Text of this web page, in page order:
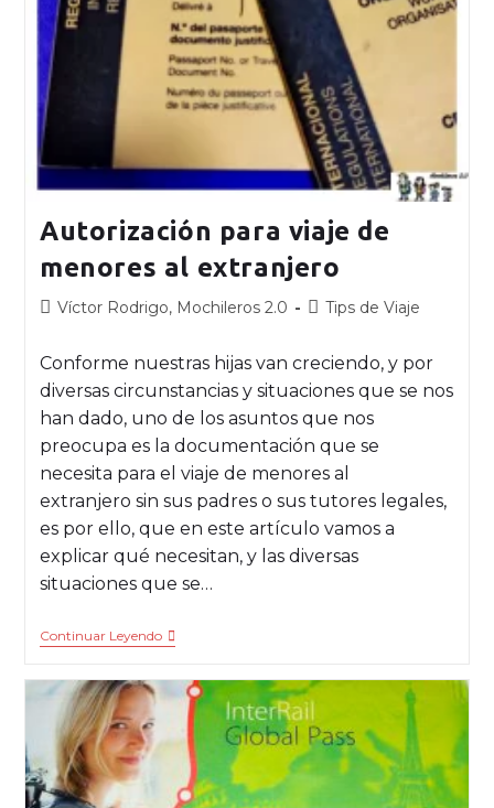
Autorización para viaje de
menores al extranjero
Víctor Rodrigo, Mochileros 2.0 Tips de Viaje
Conforme nuestras hijas van creciendo, y por
diversas circunstancias y situaciones que se nos
han dado, uno de los asuntos que nos
preocupa es la documentación que se
necesita para el viaje de menores al
extranjero sin sus padres o sus tutores legales,
es por ello, que en este artículo vamos a
explicar qué necesitan, y las diversas
situaciones que se…
Continuar Leyendo